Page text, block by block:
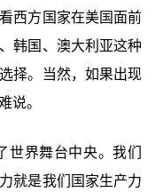
西方国家在美国面前
韩国、澳大利亚这种
择。当然，如果出现
说。
世界舞台中央。我们
就是我们国家生产力